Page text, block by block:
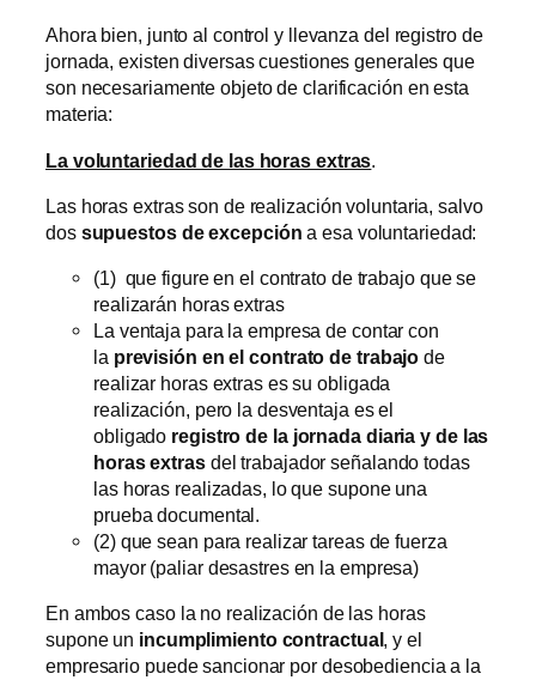
Ahora bien, junto al control y llevanza del registro de
jornada, existen diversas cuestiones generales que
son necesariamente objeto de clarificación en esta
materia:
La voluntariedad de las horas extras.
Las horas extras son de realización voluntaria, salvo
dos supuestos de excepción a esa voluntariedad:
(1) que figure en el contrato de trabajo que se
realizarán horas extras
La ventaja para la empresa de contar con
la previsión en el contrato de trabajo de
realizar horas extras es su obligada
realización, pero la desventaja es el
obligado registro de la jornada diaria y de las
horas extrasdel trabajador señalando todas
las horas realizadas, lo que supone una
prueba documental.
(2) que sean para realizar tareas de fuerza
mayor (paliar desastres en la empresa)
En ambos caso la no realización de las horas
supone un incumplimiento contractual , y el
empresario puede sancionar por desobediencia a la